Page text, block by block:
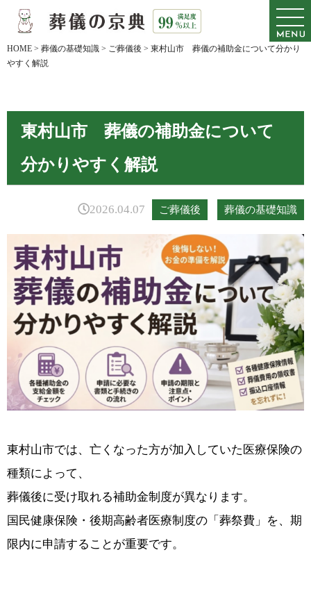
HOME > 葬儀の基礎知識 > ご葬儀後 > 東村山市 葬儀の補助金について分かり
やすく解説
東村山市 葬儀の補助金について
分かりやすく解説
2026.04.07 ご葬儀後 葬儀の基礎知識
東村山市では、亡くなった方が加入していた 医療保険の
種類によって、
葬儀後に受け取れる補助金制度が異なります。
国民健康保険・後期高齢者医療制度の「葬祭費」を、 期
限内に申請することが重要です。